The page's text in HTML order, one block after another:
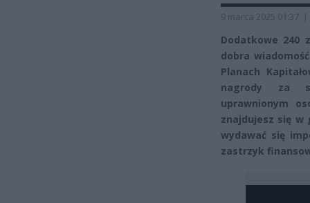
9 marca 2025 01:37 |
Dodatkowe
dobra
Planach
nagrody za
uprawnionym
znajdujesz się
wydawać się
zastrzyk